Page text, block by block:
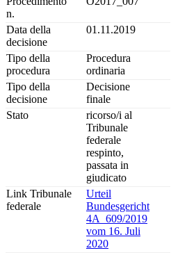
n.
Data della
decisione
01.11.2019
Tipo della
procedura
Procedura
ordinaria
Tipo della
decisione
Decisione
finale
Stato
ricorso/i al
Tribunale
federale
respinto,
passata in
giudicato
Link Tribunale
federale
Urteil
Bundesgericht
4A_609/2019
vom 16. Juli
2020